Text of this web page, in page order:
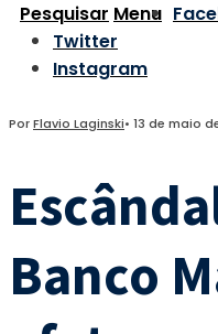
Pesquisar Menu
Twitter
Instagram
PorFlavio Laginski• 13 de maio
Banco